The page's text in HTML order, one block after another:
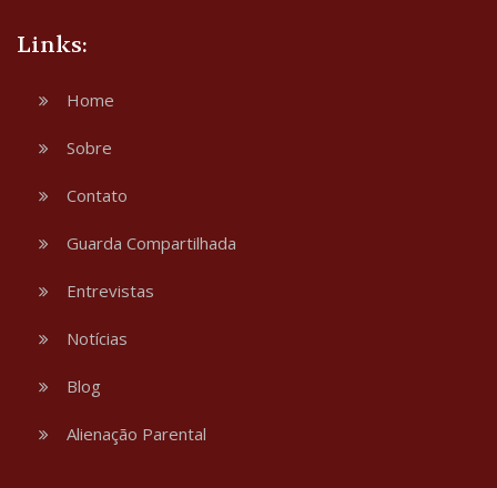
Links:
Home
Sobre
Contato
Guarda Compartilhada
Entrevistas
Notícias
Blog
Alienação Parental